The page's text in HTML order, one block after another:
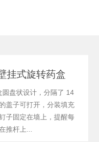
挂式旋转药盒
盘状设计，分隔了 14
盖子可打开，分装填充
子固定在墙上，提醒每
推杆上...